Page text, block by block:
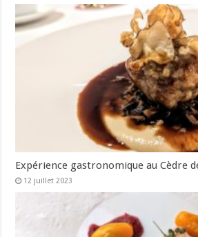
Expérience gastronomique au Cèdre
12 juillet 2023